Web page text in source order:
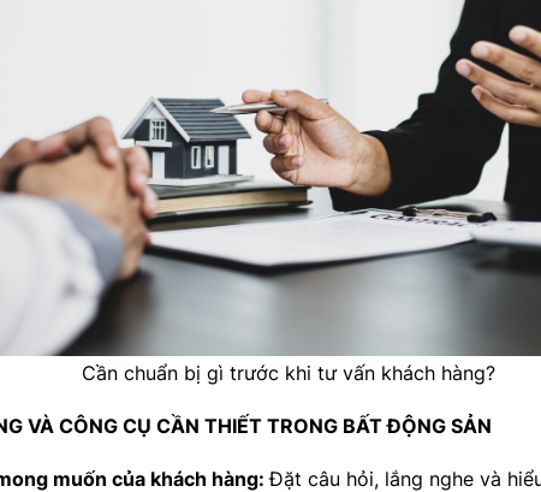
Cần chuẩn bị gì trước khi tư vấn khách hàng?
VÀ CÔNG CỤ CẦN THIẾT TRONG BẤT ĐỘNG SẢN
muốn của khách hàng:Đặt câu hỏi, lắng nghe và